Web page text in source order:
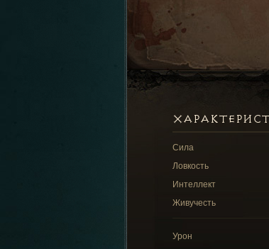
Сила
Ловкость
Интеллект
Живучесть
Урон